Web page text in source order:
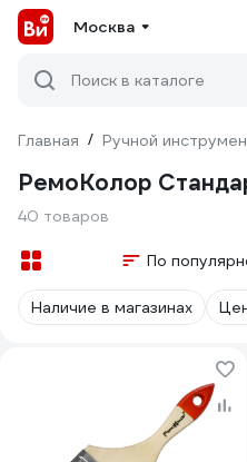
Москва
Поиск в каталоге
Главная / Ручной
РемоКолор
40 товаров
По
Наличие в магазинах